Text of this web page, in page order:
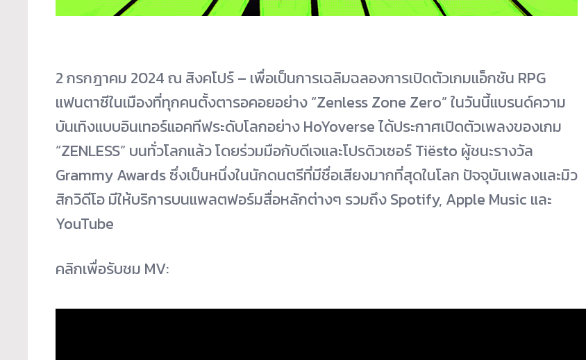
2 กรกฎาคม 2024 ณ สิงคโปร์ – เพื่อเป็นการเฉลิมฉลองการเปิดตัวเกมแอ็กชัน RPG
แฟนตาซีในเมืองที่ทุกคนตั้งตารอคอยอย่าง “Zenless Zone Zero” ในวันนี้แบรนด์ความ
บันเทิงแบบอินเทอร์แอคทีฟระดับโลกอย่าง HoYoverse ได้ประกาศเปิดตัวเพลงของเกม
“ZENLESS” บนทั่วโลกแล้ว โดยร่วมมือกับดีเจและโปรดิวเซอร์ Tiësto ผู้ชนะรางวัล
Grammy Awards ซึ่งเป็นหนึ่งในนักดนตรีที่มีชื่อเสียงมากที่สุดในโลก ปัจจุบันเพลงและมิว
สิกวิดีโอ มีให้บริการบนแพลตฟอร์มสื่อหลักต่างๆ รวมถึง Spotify, Apple Music และ
YouTube
คลิกเพื่อรับชม MV: